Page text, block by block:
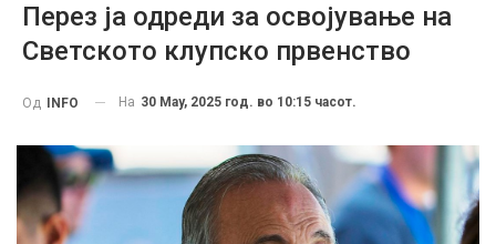
Перез ја одреди за освојување на
Светското клупско првенство
Од INFO На 30 May, 2025 год. во 10:15 часот.